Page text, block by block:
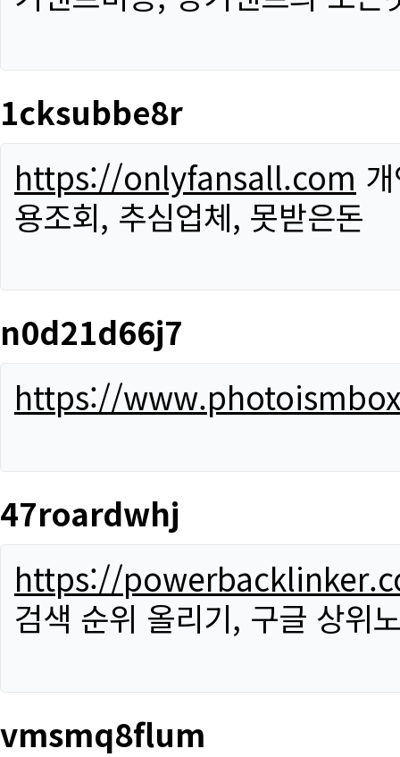
1cksubbe8r
https://onlyfansall.com
용조회, 추심업체, 못받은돈
n0d21d66j7
https://
47roardwhj
https://
검색 순위 올리기, 구글 상위
vmsmq8flum